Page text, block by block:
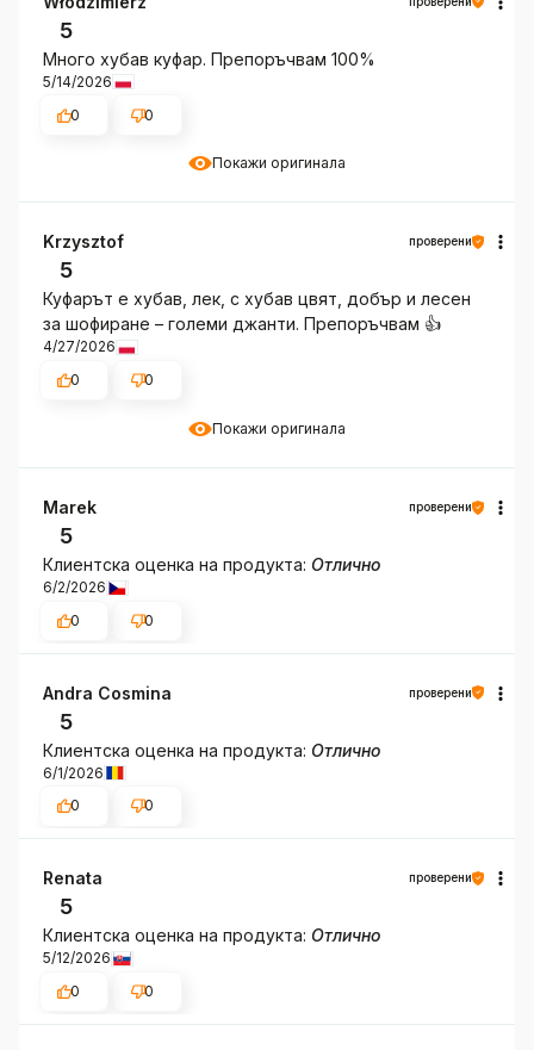
Покажи оригинала
5
Много хубав куфар. Препоръчвам 100%
5/14/2026
0
0
Покажи оригинала
Krzysztof проверени
5
Куфарът е хубав, лек, с хубав цвят, добър и лесен
за шофиране – големи джанти. Препоръчвам 👍️
4/27/2026
0
0
Marek проверени
5
Клиентска оценка на продукта: Отлично
6/2/2026
0
0
Andra Cosmina проверени
5
Клиентска оценка на продукта: Отлично
6/1/2026
0
0
Renata проверени
5
Клиентска оценка на продукта: Отлично
5/12/2026
0
0